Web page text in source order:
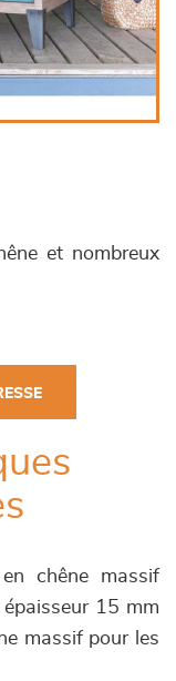
et nombreux
chêne massif
15 mm
massif pour les